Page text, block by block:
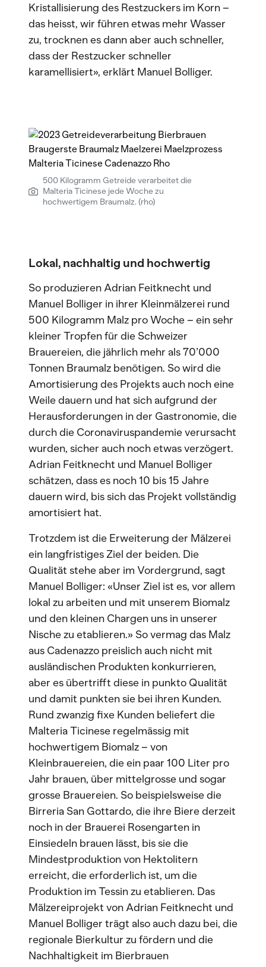
Kristallisierung des Restzuckers im Korn –
das heisst, wir führen etwas mehr Wasser
zu, trocknen es dann aber auch schneller,
dass der Restzucker schneller
karamellisiert», erklärt Manuel Bolliger.
500 Kilogramm Getreide verarbeitet die
Malteria Ticinese jede Woche zu
hochwertigem Braumalz. (rho)
Lokal, nachhaltig und hochwertig
So produzieren Adrian Feitknecht und
Manuel Bolliger in ihrer Kleinmälzerei rund
500 Kilogramm Malz pro Woche – ein sehr
kleiner Tropfen für die Schweizer
Brauereien, die jährlich mehr als 70’000
Tonnen Braumalz benötigen. So wird die
Amortisierung des Projekts auch noch eine
Weile dauern und hat sich aufgrund der
Herausforderungen in der Gastronomie, die
durch die Coronaviruspandemie verursacht
wurden, sicher auch noch etwas verzögert.
Adrian Feitknecht und Manuel Bolliger
schätzen, dass es noch 10 bis 15 Jahre
dauern wird, bis sich das Projekt vollständig
amortisiert hat.
Trotzdem ist die Erweiterung der Mälzerei
ein langfristiges Ziel der beiden. Die
Qualität stehe aber im Vordergrund, sagt
Manuel Bolliger: «Unser Ziel ist es, vor allem
lokal zu arbeiten und mit unserem Biomalz
und den kleinen Chargen uns in unserer
Nische zu etablieren.» So vermag das Malz
aus Cadenazzo preislich auch nicht mit
ausländischen Produkten konkurrieren,
aber es übertrifft diese in punkto Qualität
und damit punkten sie bei ihren Kunden.
Rund zwanzig fixe Kunden beliefert die
Malteria Ticinese regelmässig mit
hochwertigem Biomalz – von
Kleinbrauereien, die ein paar 100 Liter pro
Jahr brauen, über mittelgrosse und sogar
grosse Brauereien. So beispielsweise die
Birreria San Gottardo, die ihre Biere derzeit
noch in der Brauerei Rosengarten in
Einsiedeln brauen lässt, bis sie die
Mindestproduktion von Hektolitern
erreicht, die erforderlich ist, um die
Produktion im Tessin zu etablieren. Das
Mälzereiprojekt von Adrian Feitknecht und
Manuel Bolliger trägt also auch dazu bei, die
regionale Bierkultur zu fördern und die
Nachhaltigkeit im Bierbrauen